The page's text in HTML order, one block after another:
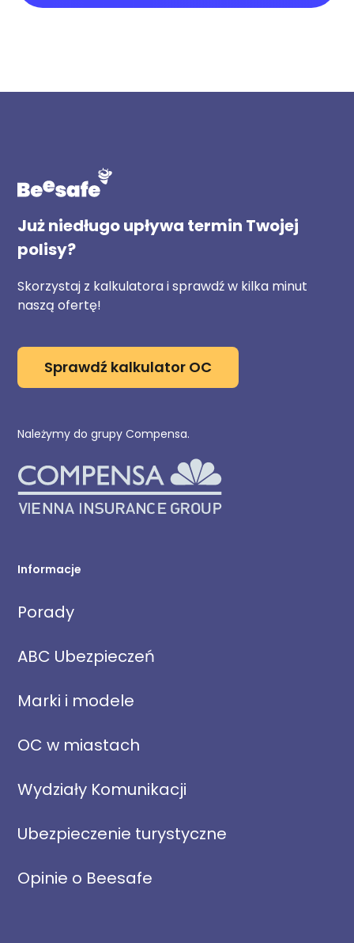
Już niedługo upływa termin Twojej
polisy?
Skorzystaj z kalkulatora i sprawdź w kilka minut
naszą ofertę!
Sprawdź kalkulator OC
Należymy do grupy Compensa.
Informacje
Porady
ABC Ubezpieczeń
Marki i modele
OC w miastach
Wydziały Komunikacji
Ubezpieczenie turystyczne
Opinie o Beesafe